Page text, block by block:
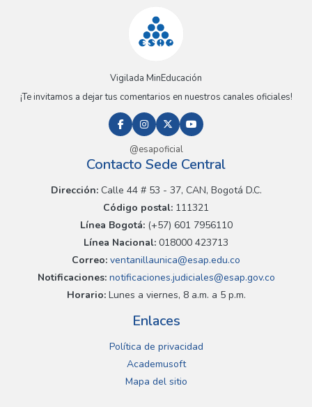
Vigilada MinEducación
¡Te invitamos a dejar tus comentarios en nuestros canales oficiales!
@esapoficial
Contacto Sede Central
Dirección:Calle 44 # 53 - 37, CAN, Bogotá D.C.
Código postal: 111321
Línea Bogotá:(+57) 601 7956110
Línea Nacional: 018000 423713
Correo: ventanillaunica@esap.edu.co
Notificaciones:notificaciones.judiciales@esap.gov.co
Horario:Lunes a viernes, 8 a.m. a 5 p.m.
Enlaces
Política de privacidad
Academusoft
Mapa del sitio